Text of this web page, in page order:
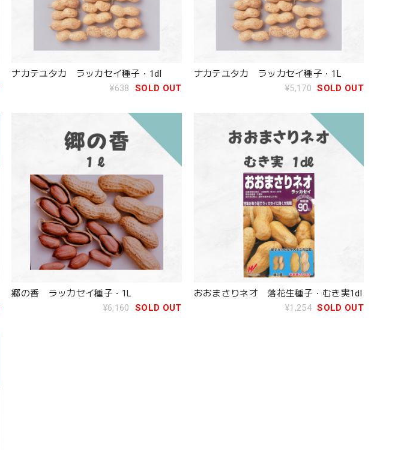
ナカテユタカ ラッカセイ種子・1dl
¥638
SOLD OUT
ナカテユタカ ラッカセイ種子・1L
¥5,170 SOLD OUT
郷の香 ラッカセイ種子・1L
¥6,160
SOLD OUT
おおまさりネオ 落花生種子・むき実1dl
¥1,254 SOLD OUT